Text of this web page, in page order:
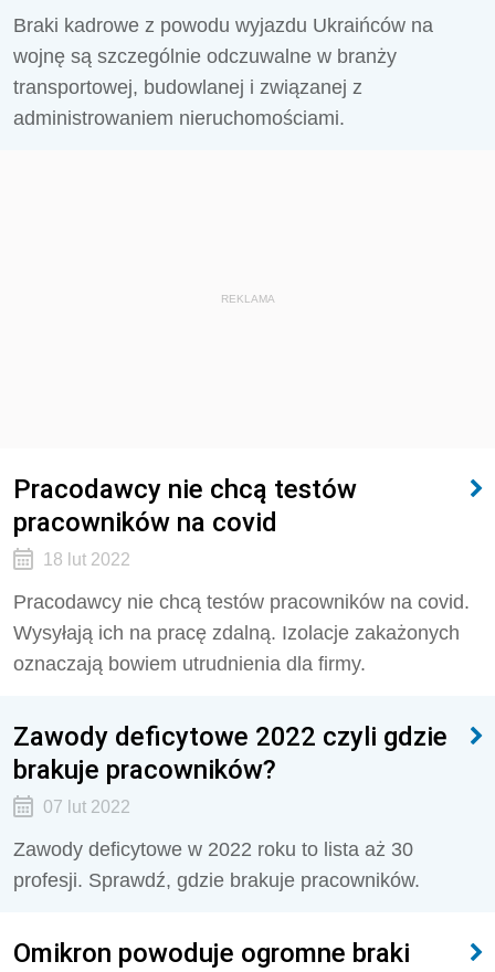
Braki kadrowe z powodu wyjazdu Ukraińców na
wojnę są szczególnie odczuwalne w branży
transportowej, budowlanej i związanej z
administrowaniem nieruchomościami.
REKLAMA
Pracodawcy nie chcą testów
pracowników na covid
18 lut 2022
Pracodawcy nie chcą testów pracowników na covid.
Wysyłają ich na pracę zdalną. Izolacje zakażonych
oznaczają bowiem utrudnienia dla firmy.
Zawody deficytowe 2022 czyli gdzie
brakuje pracowników?
07 lut 2022
Zawody deficytowe w 2022 roku to lista aż 30
profesji. Sprawdź, gdzie brakuje pracowników.
Omikron powoduje ogromne braki